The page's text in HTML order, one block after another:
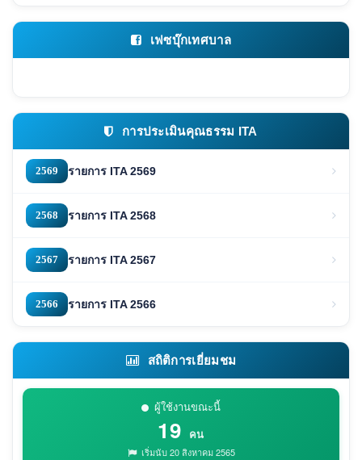
เฟซบุ๊กเทศบาล
การประเมินคุณธรรม ITA
2569 รายการ ITA 2569
2568 รายการ ITA 2568
2567 รายการ ITA 2567
2566 รายการ ITA 2566
สถิติการเยี่ยมชม
ผู้ใช้งานขณะนี้
19 คน
เริ่มนับ 20 สิงหาคม 2565